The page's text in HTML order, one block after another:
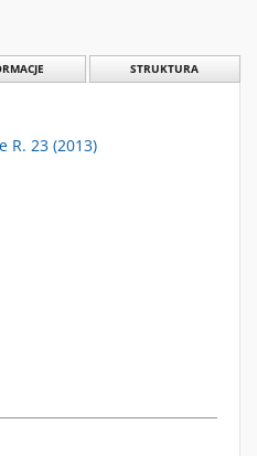
STRUKTURA
R. 23 (2013)